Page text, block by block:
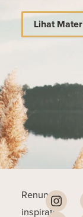
Lihat
Renungan
inspiratif